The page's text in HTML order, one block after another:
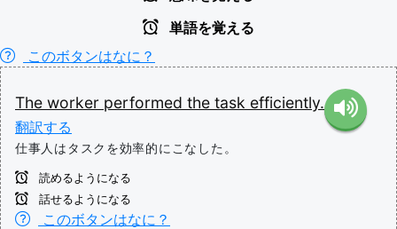
単語を覚える
このボタンはなに？
The worker performed the task efficiently.
翻訳する
仕事人はタスクを効率的にこなした。
読めるようになる
話せるようになる
このボタンはなに？